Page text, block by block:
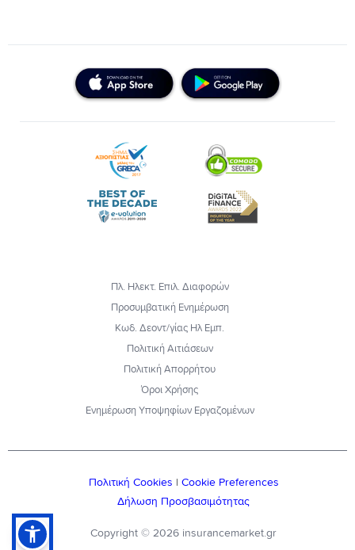
Πλ. Ηλεκτ. Επιλ. Διαφορών
Προσυμβατική Ενημέρωση
Κωδ. Δεοντ/γίας Ηλ Εμπ.
Πολιτική Αιτιάσεων
Πολιτική Απορρήτου
Όροι Χρήσης
Ενημέρωση Υποψηφίων Εργαζομένων
Πολιτική Cookies
Cookie Preferences
Δήλωση Προσβασιμότητας
Copyright © 2026 insurancemarket.gr